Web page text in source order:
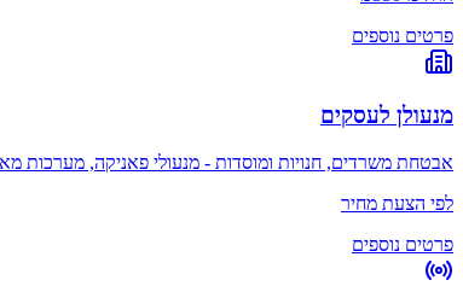
פרטים נוספים
מנעולן לעסקים
אבטחת משרדים, חנויות ומוסדות - מנעולי פאניקה, מערכות
לפי הצעת מחיר
פרטים נוספים